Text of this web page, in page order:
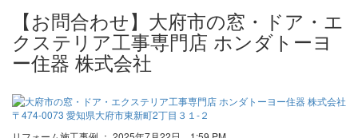
【お問合わせ】大府市の窓・ドア・エ
クステリア工事専門店 ホンダトーヨ
ー住器 株式会社